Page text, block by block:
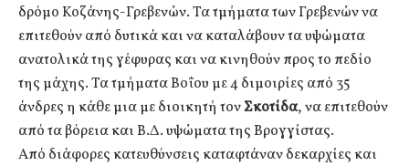
δρόμο Κοζάνης-Γρεβενών. Τα τμήματα των Γρεβενών να
επιτεθούν από δυτικά και να καταλάβουν τα υψώματα
ανατολικά της γέφυρας και να κινηθούν προς το πεδίο
της μάχης. Τα τμήματα Βοΐου με 4 διμοιρίες από 35
άνδρες η κάθε μια με διοικητή τονΣκοτίδα, να επιτεθούν
από τα βόρεια και Β.Δ. υψώματα της Βρογγίστας.
Από διάφορες κατευθύνσεις καταφτάναν δεκαρχίες και